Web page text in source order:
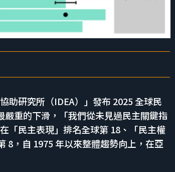
助研究所（IDEA）」發布 2025 全球民
重的下滑，「我們從未見過民主關鍵指
「民主表現」排名全球第 18、「民主權
8，自 1975 年以來整體趨勢向上，在亞